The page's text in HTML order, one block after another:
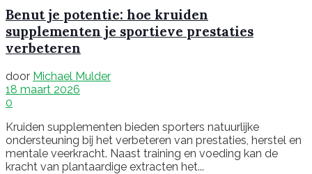
Benut je potentie: hoe kruiden
supplementen je sportieve prestaties
verbeteren
door Michael Mulder
18 maart 2026
0
Kruiden supplementen bieden sporters natuurlijke
ondersteuning bij het verbeteren van prestaties, herstel en
mentale veerkracht. Naast training en voeding kan de
kracht van plantaardige extracten het...